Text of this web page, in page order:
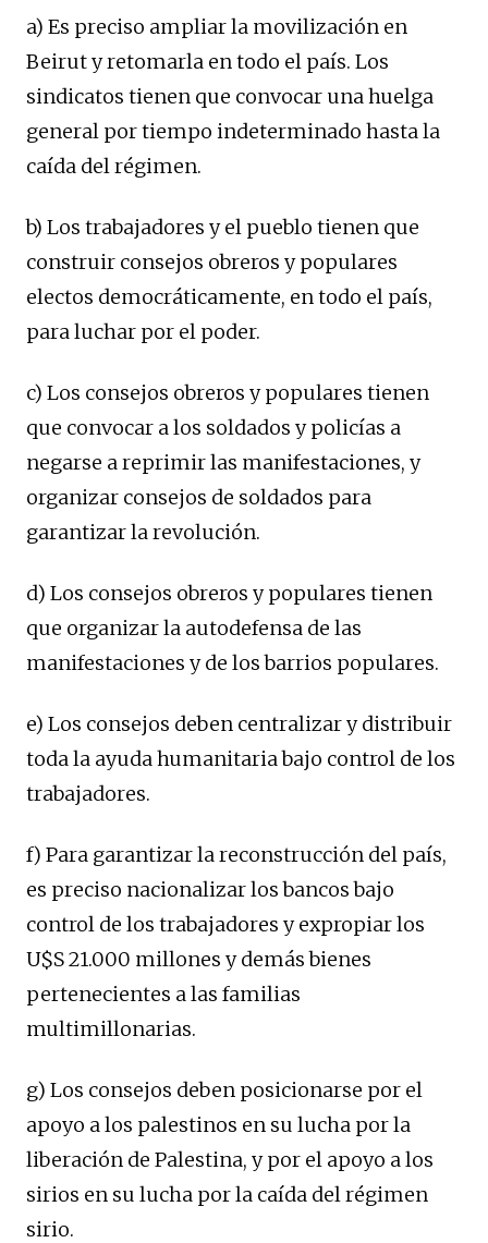
a) Es preciso ampliar la movilización en
Beirut y retomarla en todo el país. Los
sindicatos tienen que convocar una huelga
general por tiempo indeterminado hasta la
caída del régimen.
b) Los trabajadores y el pueblo tienen que
construir consejos obreros y populares
electos democráticamente, en todo el país,
para luchar por el poder.
c) Los consejos obreros y populares tienen
que convocar a los soldados y policías a
negarse a reprimir las manifestaciones, y
organizar consejos de soldados para
garantizar la revolución.
d) Los consejos obreros y populares tienen
que organizar la autodefensa de las
manifestaciones y de los barrios populares.
e) Los consejos deben centralizar y distribuir
toda la ayuda humanitaria bajo control de los
trabajadores.
f) Para garantizar la reconstrucción del país,
es preciso nacionalizar los bancos bajo
control de los trabajadores y expropiar los
U$S 21.000 millones y demás bienes
pertenecientes a las familias
multimillonarias.
g) Los consejos deben posicionarse por el
apoyo a los palestinos en su lucha por la
liberación de Palestina, y por el apoyo a los
sirios en su lucha por la caída del régimen
sirio.